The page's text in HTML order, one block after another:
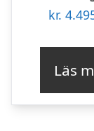
kr.
Läs